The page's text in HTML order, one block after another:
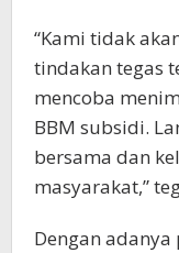
“Kami tidak
tindakan tegas
mencoba
BBM subsidi.
bersama dan
masyarakat,”
Dengan